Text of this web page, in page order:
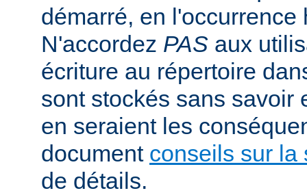
démarré, en
N'accordez PAS aux
écriture au répertoire
sont stockés sans savoir
en seraient les
document conseils sur la
de détails.